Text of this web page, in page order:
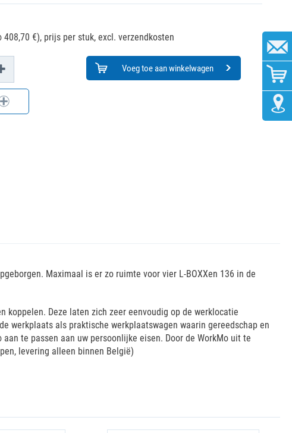
408,70 €), prijs per stuk, excl. verzendkosten
Voeg toe aan winkelwagen
Maximaal is er zo ruimte voor vier L-BOXXen 136 in de
Deze laten zich zeer eenvoudig op de werklocatie
werkplaats als praktische werkplaatswagen waarin gereedschap en
te passen aan uw persoonlijke eisen. Door de WorkMo uit te
levering alleen binnen België)